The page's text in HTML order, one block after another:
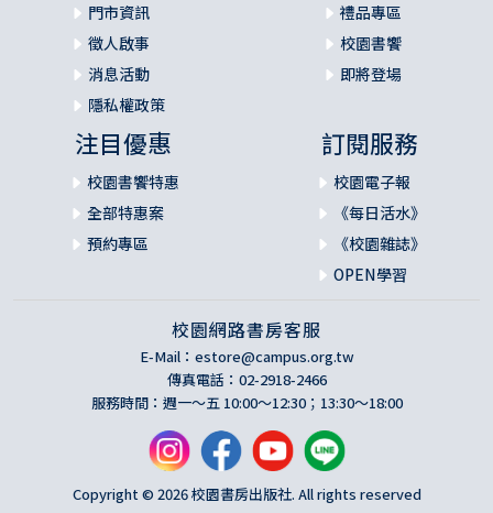
門市資訊
徵人啟事
消息活動
隱私權政策
禮品專區
校園書饗
即將登場
注目優惠
校園書饗特惠
全部特惠案
預約專區
訂閱服務
校園電子報
《每日活水》
《校園雜誌》
OPEN學習
校園網路書房客服
E-Mail： estore@campus.org.tw
傳真電話：02-2918-2466
服務時間：週一～五 10:00～12:30；13:30～18:00
Copyright © 2026 校園書房出版社. All rights reserved